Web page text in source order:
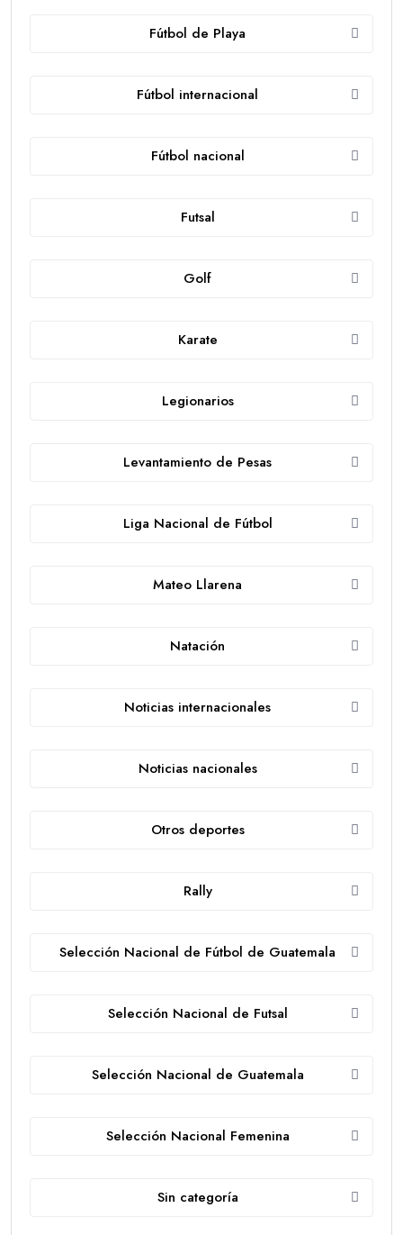
Fútbol de Playa
Fútbol internacional
Fútbol nacional
Futsal
Golf
Karate
Legionarios
Levantamiento de Pesas
Liga Nacional de Fútbol
Mateo Llarena
Natación
Noticias internacionales
Noticias nacionales
Otros deportes
Rally
Selección Nacional de Fútbol de Guatemala
Selección Nacional de Futsal
Selección Nacional de Guatemala
Selección Nacional Femenina
Sin categoría